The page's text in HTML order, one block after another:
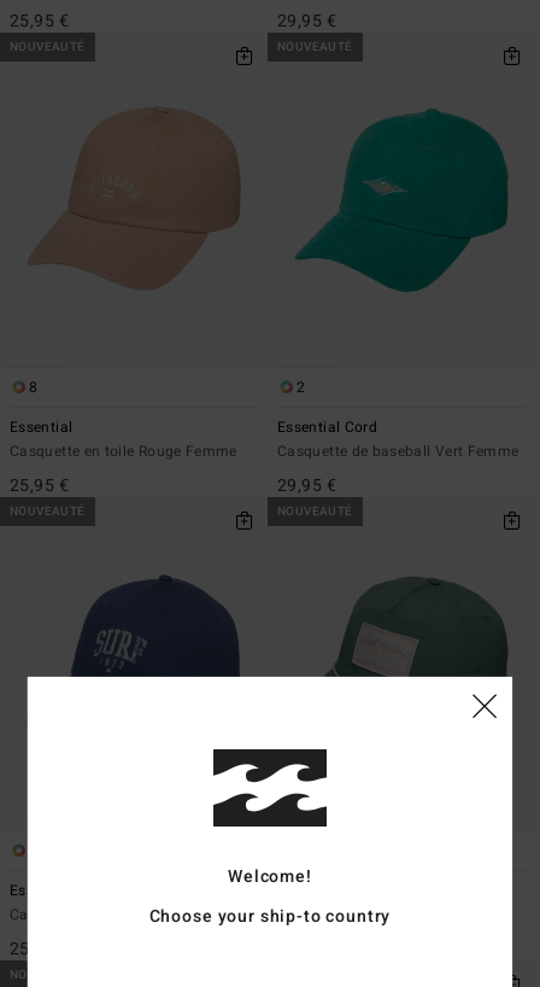
25,95 € 29,95 €
NOUVEAUTÉ
8
Essential
Casquette en toile Rouge Femme
25,95 €
NOUVEAUTÉ
2
Essential Cord
Casquette de baseball Vert Femme
29,95 €
NOUVEAUTÉ
Essential
Casquette en toile Bleu Femme
25,95 €
NOUVEAUTÉ
Casquette strapback Vert Femme
NOUVEAUTÉ
Welcome!
Choose your ship-to country